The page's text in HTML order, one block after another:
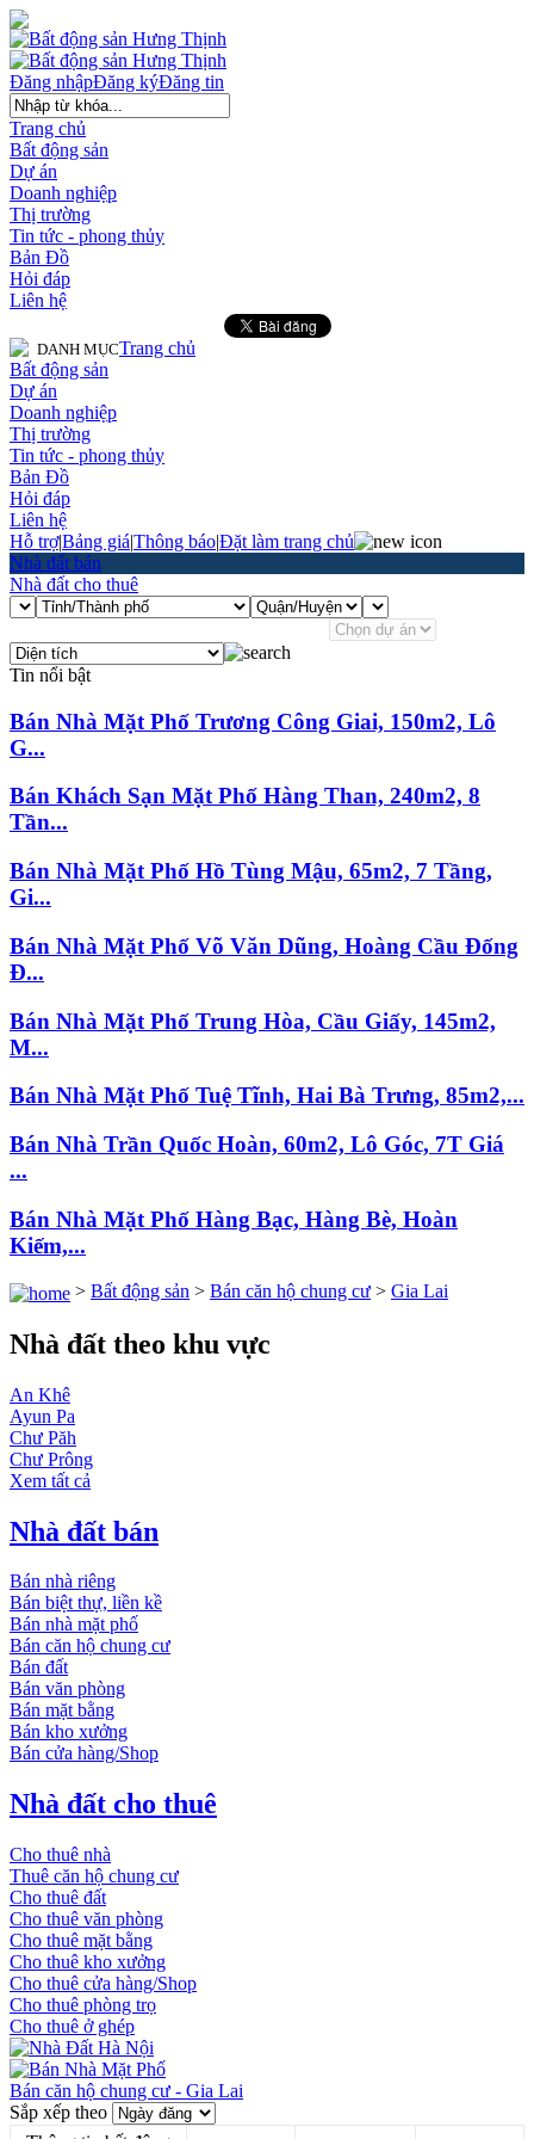
Đăng ký
Đăng nhập Đăng tin
Trang chủ
Bất động sản
Dự án
Doanh nghiệp
Thị trường
Tin tức - phong thủy
Bản Đồ
Hỏi đáp
Liên hệ
DANH MỤCTrang chủ
Bất động sản
Dự án
Doanh nghiệp
Thị trường
Tin tức - phong thủy
Bản Đồ
Hỏi đáp
Liên hệ
Hỗ trợ|Bảng giá|Thông báo|Đặt làm trang chủ
Nhà đất bán
Nhà đất cho thuê
Tin nổi bật
Bán Nhà Mặt Phố Trương Công Giai, 150m2, Lô
G...
Bán Khách Sạn Mặt Phố Hàng Than, 240m2, 8
Tần...
Bán Nhà Mặt Phố Hồ Tùng Mậu, 65m2, 7 Tầng,
Gi...
Bán Nhà Mặt Phố Võ Văn Dũng, Hoàng Cầu Đống
Đ...
Bán Nhà Mặt Phố Trung Hòa, Cầu Giấy, 145m2,
M...
Bán Nhà Mặt Phố Tuệ Tĩnh, Hai Bà Trưng, 85m2,...
Bán Nhà Trần Quốc Hoàn, 60m2, Lô Góc, 7T Giá
...
Bán Nhà Mặt Phố Hàng Bạc, Hàng Bè, Hoàn
Kiếm,...
> Bất động sản > Bán căn hộ chung cư > Gia Lai
Nhà đất theo khu vực
An Khê
Ayun Pa
Chư Păh
Chư Prông
Xem tất cả
Nhà đất bán
Bán nhà riêng
Bán biệt thự, liền kề
Bán nhà mặt phố
Bán căn hộ chung cư
Bán đất
Bán văn phòng
Bán mặt bằng
Bán kho xưởng
Bán cửa hàng/Shop
Nhà đất cho thuê
Cho thuê nhà
Thuê căn hộ chung cư
Cho thuê đất
Cho thuê văn phòng
Cho thuê mặt bằng
Cho thuê kho xưởng
Cho thuê cửa hàng/Shop
Cho thuê phòng trọ
Cho thuê ở ghép
Bán căn hộ chung cư - Gia Lai
Sắp xếp theo